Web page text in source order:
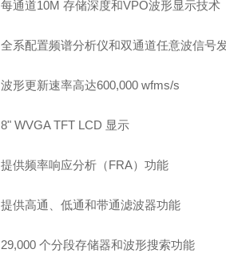
每通道10M 存储深度和VPO波形显示技术
全系配置频谱分析仪和双通道任意波信号
波形更新速率高达600,000 wfms/s
8" WVGA TFT LCD 显示
提供频率响应分析（FRA）功能
提供高通、低通和带通滤波器功能
29,000 个分段存储器和波形搜索功能